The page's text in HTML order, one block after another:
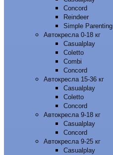
Concord
Reindeer
Simple Parenting
Автокресла 0-18 кг
Casualplay
Coletto
Combi
Concord
Автокресла 15-36 кг
Casualplay
Coletto
Concord
Автокресла 9-18 кг
Casualplay
Concord
Автокресла 9-25 кг
Casualplay